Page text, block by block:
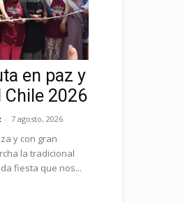
en paz y
Chile 2026
- 7 agosto, 2026
y con gran
la tradicional
fiesta que nos...